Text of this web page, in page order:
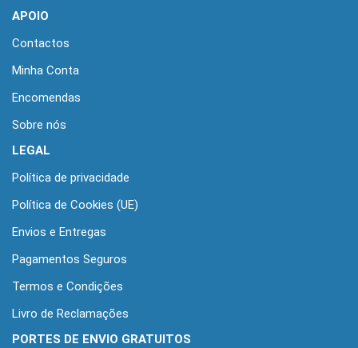
APOIO
Contactos
Minha Conta
Encomendas
Sobre nós
LEGAL
Política de privacidade
Política de Cookies (UE)
Envios e Entregas
Pagamentos Seguros
Termos e Condições
Livro de Reclamações
PORTES DE ENVIO GRATUITOS